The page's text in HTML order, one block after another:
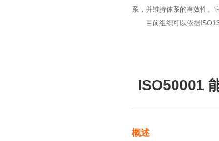
系，并维持体系的有效性。
目前组织可以依据
ISO50001
概述